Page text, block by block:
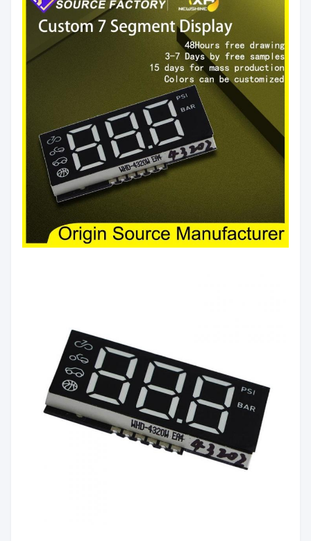
세그먼트
색상:
하얀색
빨간색/황록색/퓨어 그
린/노란색/주황색/파란
색/흰색
광도: 60mcd/칩
극성: 공통 양극/공통 음극